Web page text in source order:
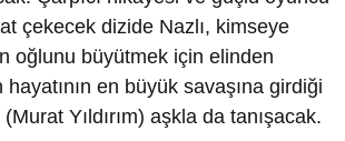
çekecek dizide Nazlı, kimseye
oğlunu büyütmek için elinden
en büyük savaşına girdiği
Yıldırım) aşkla da tanışacak.